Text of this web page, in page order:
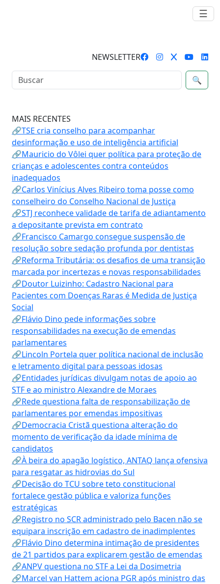
☰
NEWSLETTER
🔍
MAIS RECENTES
🔗TSE cria conselho para acompanhar
desinformação e uso de inteligência artificial
🔗Mauricio do Vôlei quer política para proteção de
crianças e adolescentes contra conteúdos
inadequados
🔗Carlos Vinícius Alves Ribeiro toma posse como
conselheiro do Conselho Nacional de Justiça
🔗STJ reconhece validade de tarifa de adiantamento
a depositante prevista em contrato
🔗Francisco Camargo consegue suspensão de
resolução sobre sedação profunda por dentistas
🔗Reforma Tributária: os desafios de uma transição
marcada por incertezas e novas responsabilidades
🔗Doutor Luizinho: Cadastro Nacional para
Pacientes com Doenças Raras é Medida de Justiça
Social
🔗Flávio Dino pede informações sobre
responsabilidades na execução de emendas
parlamentares
🔗Lincoln Portela quer política nacional de inclusão
e letramento digital para pessoas idosas
🔗Entidades jurídicas divulgam notas de apoio ao
STF e ao ministro Alexandre de Moraes
🔗Rede questiona falta de responsabilização de
parlamentares por emendas impositivas
🔗Democracia Cristã questiona alteração do
momento de verificação da idade mínima de
candidatos
🔗À beira do apagão logístico, ANTAQ lança ofensiva
para resgatar as hidrovias do Sul
🔗Decisão do TCU sobre teto constitucional
fortalece gestão pública e valoriza funções
estratégicas
🔗Registro no SCR administrado pelo Bacen não se
equipara inscrição em cadastro de inadimplentes
🔗Flávio Dino determina intimação de presidentes
de 21 partidos para explicarem gestão de emendas
🔗ANPV questiona no STF a Lei da Dosimetria
🔗Marcel van Hattem aciona PGR após ministro das